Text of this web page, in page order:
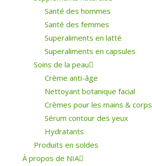
Santé des hommes
Santé des femmes
Superaliments en latté
Superaliments en capsules
Soins de la peau
Crème anti-âge
Nettoyant botanique facial
Crèmes pour les mains & corps
Sérum contour des yeux
Hydratants
Produits en soldes
À propos de NIA